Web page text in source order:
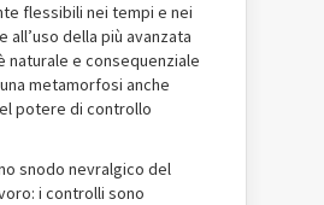
flessibili nei tempi e nei
all’uso della più avanzata
naturale e consequenziale
metamorfosi anche
potere di controllo
snodo nevralgico del
i controlli sono